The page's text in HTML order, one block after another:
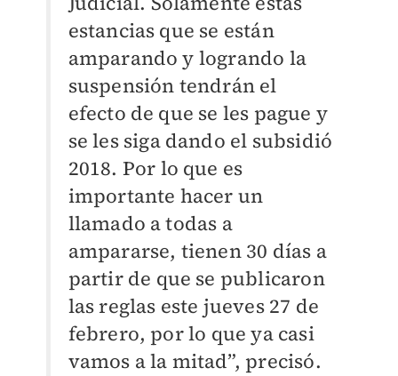
estancias que se están
amparando y logrando la
suspensión tendrán el
efecto de que se les pague y
se les siga dando el subsidió
2018. Por lo que es
importante hacer un
llamado a todas a
ampararse, tienen 30 días a
partir de que se publicaron
las reglas este jueves 27 de
febrero, por lo que ya casi
vamos a la mitad”, precisó.